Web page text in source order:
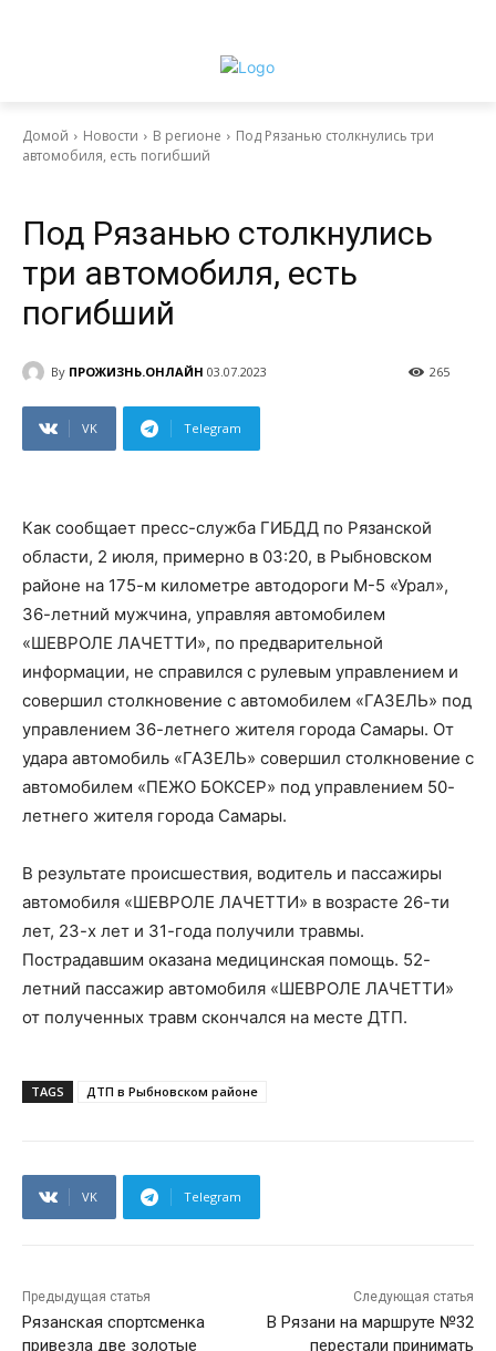
Домой Новости В регионе
Под Рязанью столкнулись три
автомобиля, есть погибший
Под Рязанью столкнулись
три автомобиля, есть
погибший
By ПРОЖИЗНЬ.ОНЛАЙН 03.07.2023 265
VK Telegram
Как сообщает пресс-служба ГИБДД по Рязанской
области, 2 июля, примерно в 03:20, в Рыбновском
районе на 175-м километре автодороги М-5 «Урал»,
36-летний мужчина, управляя автомобилем
«ШЕВРОЛЕ ЛАЧЕТТИ», по предварительной
информации, не справился с рулевым управлением и
совершил столкновение с автомобилем «ГАЗЕЛЬ» под
управлением 36-летнего жителя города Самары. От
удара автомобиль «ГАЗЕЛЬ» совершил столкновение с
автомобилем «ПЕЖО БОКСЕР» под управлением 50-
летнего жителя города Самары.
В результате происшествия, водитель и пассажиры
автомобиля «ШЕВРОЛЕ ЛАЧЕТТИ» в возрасте 26-ти
лет, 23-х лет и 31-года получили травмы.
Пострадавшим оказана медицинская помощь. 52-
летний пассажир автомобиля «ШЕВРОЛЕ ЛАЧЕТТИ»
от полученных травм скончался на месте ДТП.
TAGS ДТП в Рыбновском районе
VK Telegram
Предыдущая статья
Рязанская спортсменка
привезла две золотые
Следующая статья
В Рязани на маршруте №32
перестали принимать